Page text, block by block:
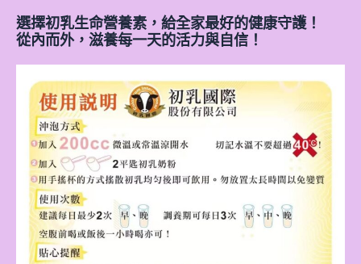
選擇初乳生命營養素，給全家最好的健康守護！
從內而外，滋養每一天的活力與自信！